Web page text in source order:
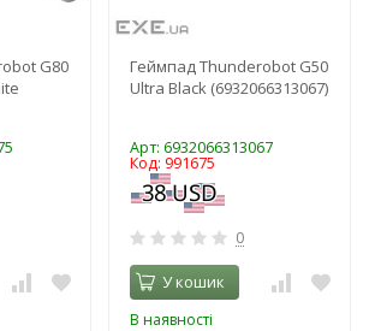
G80
Геймпад Thunderobot G50
Ultra Black (6932066313067)
Арт: 6932066313067
Код: 991675
0
У кошик
В наявності